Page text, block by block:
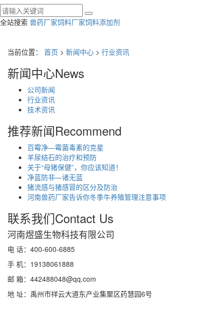
全站搜索 兽药厂家饲料厂家饲料添加剂
当前位置： 首页 > 新闻中心 > 行业资讯
新闻中心News
公司新闻
行业资讯
技术资讯
推荐新闻Recommend
百霉净—霉菌毒素的克星
羊尿结石的治疗和预防
关于“母猪保健”，你应该知道！
净蓝防非—诸无蓝
猪流感与猪感冒的区分及防治
河南兽药厂家告诉你冬季牛养殖管理注意事项
联系我们Contact Us
河南煜盛生物科技有限公司
电 话：400-600-6885
手 机：19138061888
邮 箱：442488048@qq.com
地 址：禹州市祥云大道东产业集聚区药慧园6号